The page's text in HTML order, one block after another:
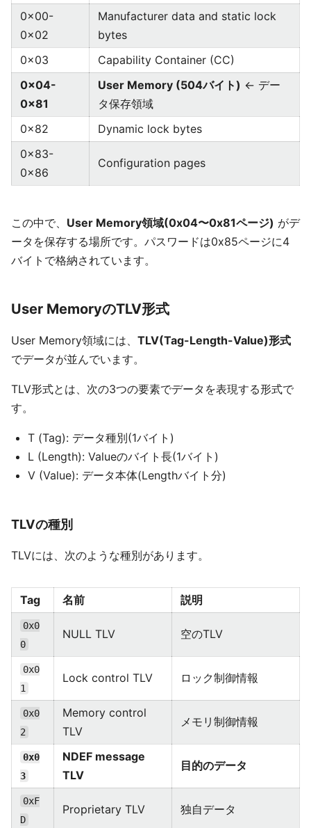
0x00-
0x02
Manufacturer data and static lock
bytes
0x03
Capability Container (CC)
0x04-
0x81
User Memory (504バイト) ← デー
タ保存領域
0x82
Dynamic lock bytes
0x83-
0x86
Configuration pages
この中で、 User Memory領域(0x04〜0x81ページ) がデ
ータを保存する場所です。パスワードは0x85ページに4
バイトで格納されています。
User MemoryのTLV形式
User Memory領域には、 TLV(Tag-Length-Value)形式
でデータが並んでいます。
TLV形式とは、次の3つの要素でデータを表現する形式で
す。
T (Tag): データ種別(1バイト)
L (Length): Valueのバイト長(1バイト)
V (Value): データ本体(Lengthバイト分)
TLVの種別
TLVには、次のような種別があります。
Tag 名前 説明
0x0
0
NULL TLV 空のTLV
0x0
1
Lock control TLV ロック制御情報
0x0
2
Memory control
TLV
メモリ制御情報
0x0
3
NDEF message
TLV
目的のデータ
0xF
D
Proprietary TLV 独自データ